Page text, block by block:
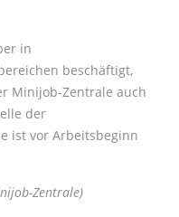
in
beschäftigt,
Minijob-Zentrale auch
der
ist vor Arbeitsbeginn
Zentrale)